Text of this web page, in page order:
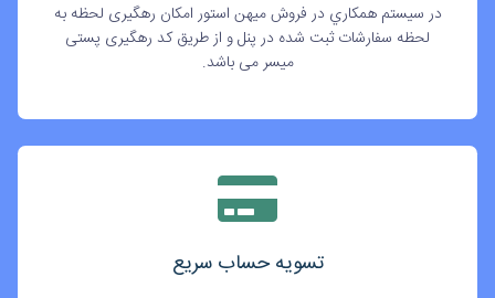
در سيستم همکاري در فروش میهن استور امکان رهگیری لحظه به
لحظه سفارشات ثبت شده در پنل و از طریق کد رهگیری پستی
میسر می باشد.
تسویه حساب سریع